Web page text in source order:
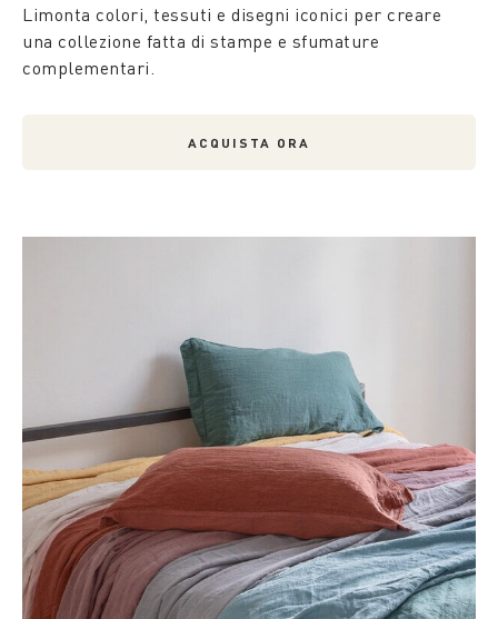
Limonta colori, tessuti e disegni iconici per creare
una collezione fatta di stampe e sfumature
complementari.
ACQUISTA ORA